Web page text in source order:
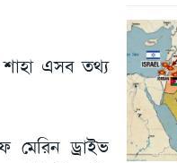
শাহা এসব তথ্য
মেরিন ড্রাইভ